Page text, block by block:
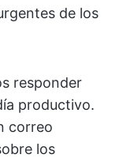
de los
responder
productivo.
correo
los